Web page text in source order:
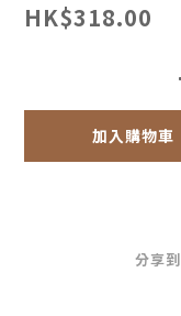
HK$318.00
加入購物車
分享到